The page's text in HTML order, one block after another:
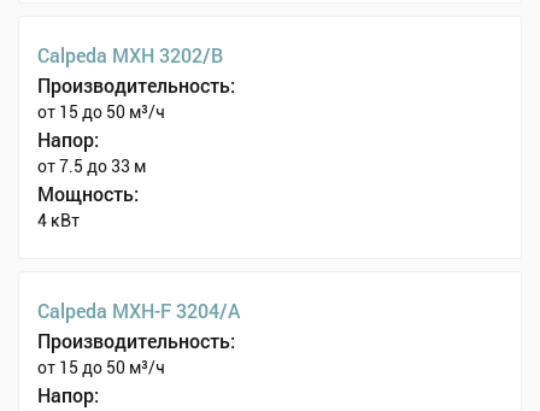
Calpeda MXH 3202/B
Производительность:
от 15 до 50 м³/ч
Напор:
от 7.5 до 33 м
Мощность:
4 кВт
Calpeda MXH-F 3204/A
Производительность:
от 15 до 50 м³/ч
Напор: